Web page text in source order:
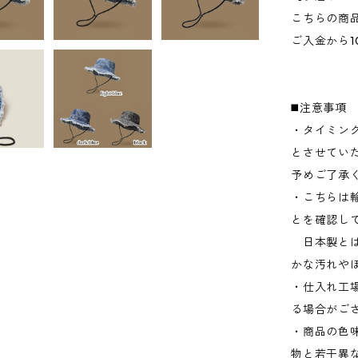
こちらの商
ご入金から
◼️注意事項
・タイミ
とさせてい
予めご了承
・こちらは
とを確認し
日本製と
かな汚れや
・仕入れ工
る場合がご
・商品の色
物と若干異